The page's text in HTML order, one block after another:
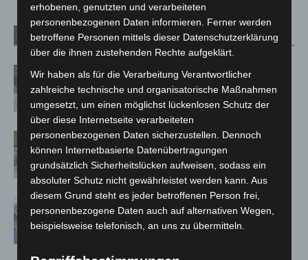
Verwandte Artikel Mehr vom Autor
Brand im „Haus der Begegnung“ in
Neuwarmbüchen schnell eingedämmt
Region Hannover: 21 neue
Notfallsanitäter starten beim Roten
Kreuz
Mann läuft mit Hockeyschläger über
A7 – Polizei sucht Zeugen
erhobenen, genutzten und verarbeiteten
personenbezogenen Daten informieren. Ferner werden
betroffene Personen mittels dieser Datenschutzerklärung
über die ihnen zustehenden Rechte aufgeklärt.
Wir haben als für die Verarbeitung Verantwortlicher
zahlreiche technische und organisatorische Maßnahmen
umgesetzt, um einen möglichst lückenlosen Schutz der
über diese Internetseite verarbeiteten
personenbezogenen Daten sicherzustellen. Dennoch
können Internetbasierte Datenübertragungen
grundsätzlich Sicherheitslücken aufweisen, sodass ein
absoluter Schutz nicht gewährleistet werden kann. Aus
diesem Grund steht es jeder betroffenen Person frei,
personenbezogene Daten auch auf alternativen Wegen,
beispielsweise telefonisch, an uns zu übermitteln.